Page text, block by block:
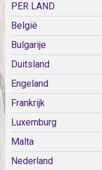
PER LAND
België
Bulgarije
Duitsland
Engeland
Frankrijk
Luxemburg
Malta
Nederland